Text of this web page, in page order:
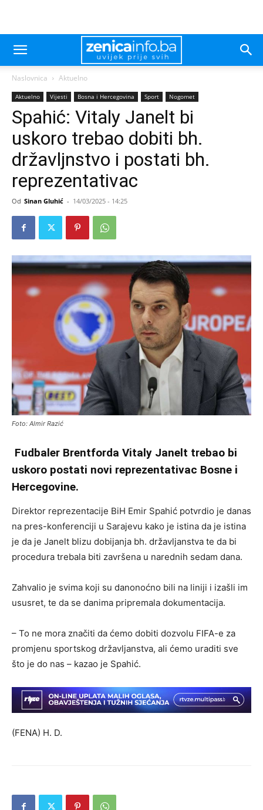
Naslovnica Aktuelno
Aktuelno Vijesti Bosna i Hercegovina Sport Nogomet
Spahić: Vitaly Janelt bi
uskoro trebao dobiti bh.
državljnstvo i postati bh.
reprezentativac
Od Sinan Gluhić - 14/03/2025 - 14:25
Foto: Almir Razić
Fudbaler Brentforda Vitaly Janelt trebao bi
uskoro postati novi reprezentativac Bosne i
Hercegovine.
Direktor reprezentacije BiH Emir Spahić potvrdio je danas
na pres-konferenciji u Sarajevu kako je istina da je istina
je da je Janelt blizu dobijanja bh. državljanstva te da bi
procedura trebala biti završena u narednih sedam dana.
Zahvalio je svima koji su danonoćno bili na liniji i izašli im
ususret, te da se danima pripremala dokumentacija.
– To ne mora značiti da ćemo dobiti dozvolu FIFA-e za
promjenu sportskog državljanstva, ali ćemo uraditi sve
što je do nas – kazao je Spahić.
(FENA) H. D.